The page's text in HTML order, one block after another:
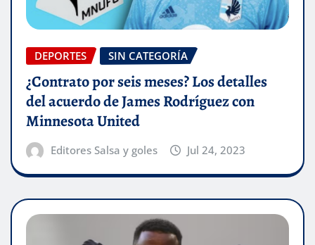
DEPORTES SIN CATEGORÍA
¿Contrato por seis meses? Los detalles
del acuerdo de James Rodríguez con
Minnesota United
Editores Salsa y goles Jul 24, 2023